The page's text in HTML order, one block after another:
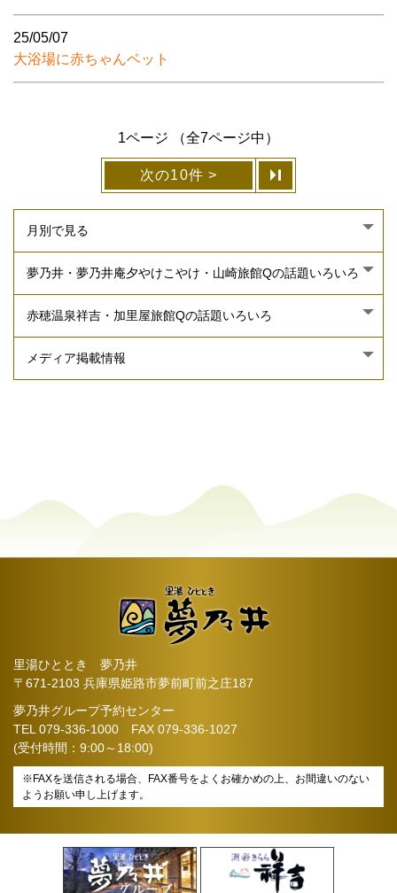
25/05/07
大浴場に赤ちゃんベット
1ページ （全7ページ中）
次の10件
里湯ひととき 夢乃井
〒671-2103 兵庫県姫路市夢前町前之庄187
夢乃井グループ予約センター
TEL 079-336-1000 FAX 079-336-1027
(受付時間：9:00～18:00)
※FAXを送信される場合、FAX番号をよくお確かめの上、お間違いのない
ようお願い申し上げます。